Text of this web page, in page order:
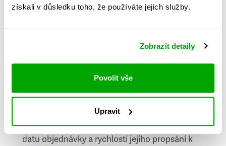
získali v důsledku toho, že používáte jejich služby.
Zobrazit detaily
Povolit vše
Upravit
doručování týdeníku Respekt v tištěné verzi, na
první vydání ve vaší schránce se můžete těšit
příští, nejpozději přespříští týden (v závislosti na
datu objednávky a rychlosti jejího propsání k